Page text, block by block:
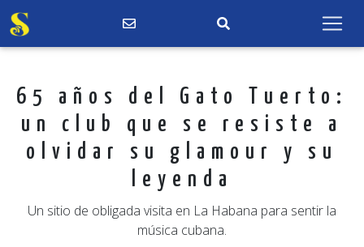
65 años del Gato Tuerto:
un club que se resiste a
olvidar su glamour y su
leyenda
Un sitio de obligada visita en La Habana para sentir la
música cubana.